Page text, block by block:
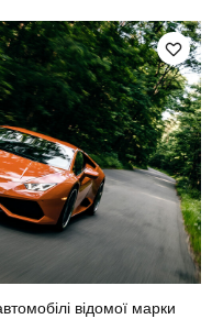
відомої марки